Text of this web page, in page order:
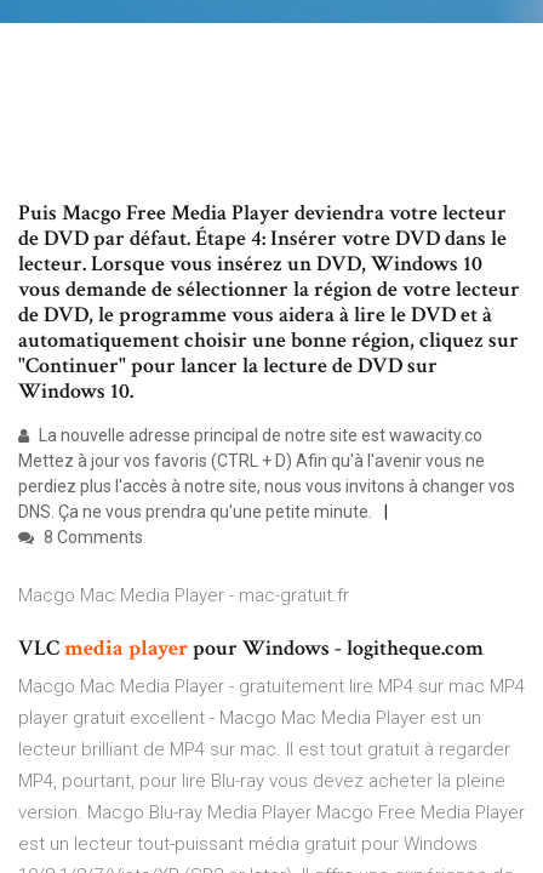
Puis Macgo Free Media Player deviendra votre lecteur
de DVD par défaut. Étape 4: Insérer votre DVD dans le
lecteur. Lorsque vous insérez un DVD, Windows 10
vous demande de sélectionner la région de votre lecteur
de DVD, le programme vous aidera à lire le DVD et à
automatiquement choisir une bonne région, cliquez sur
"Continuer" pour lancer la lecture de DVD sur
Windows 10.
La nouvelle adresse principal de notre site est wawacity.co
Mettez à jour vos favoris (CTRL + D) Afin qu'à l'avenir vous ne
perdiez plus l'accès à notre site, nous vous invitons à changer vos
DNS. Ça ne vous prendra qu'une petite minute.
8 Comments
Macgo Mac Media Player - mac-gratuit.fr
VLCmedia playerpour Windows - logitheque.com
Macgo Mac Media Player - gratuitement lire MP4 sur mac MP4
player gratuit excellent - Macgo Mac Media Player est un
lecteur brilliant de MP4 sur mac. Il est tout gratuit à regarder
MP4, pourtant, pour lire Blu-ray vous devez acheter la pleine
version. Macgo Blu-ray Media Player Macgo Free Media Player
est un lecteur tout-puissant média gratuit pour Windows